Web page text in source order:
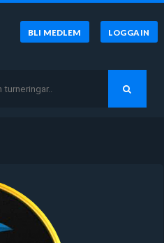
BLI MEDLEM LOGGA IN